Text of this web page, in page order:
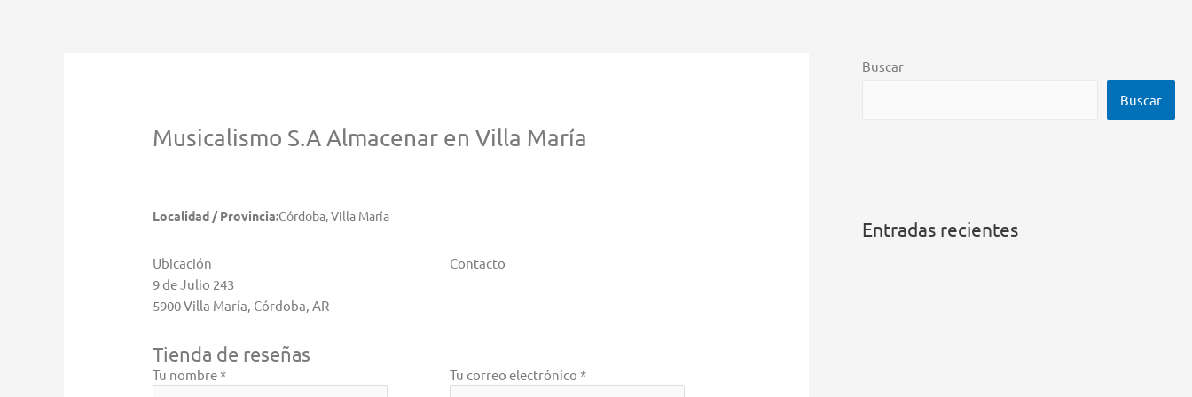
Musicalismo S.AAlmacenar en Villa María
Localidad / Provincia:Córdoba, Villa María
Ubicación
9 de Julio 243
5900 Villa María, Córdoba, AR
Contacto
Tienda de reseñas
Tu nombre * Tu correo electrónico *
Buscar
Buscar
Entradas recientes